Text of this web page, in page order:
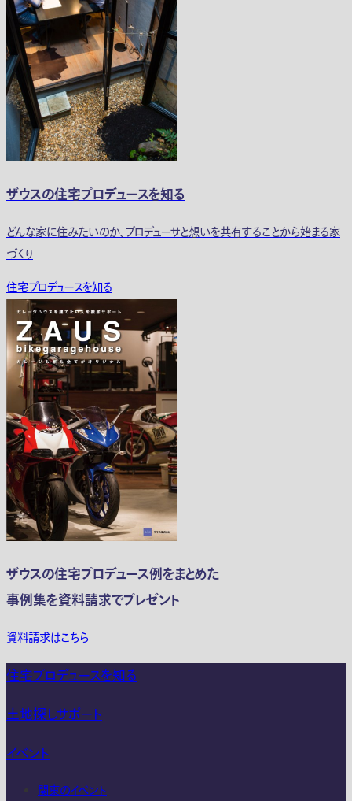
ザウスの住宅プロデュースを知る
どんな家に住みたいのか、プロデューサと想いを共有することから始まる家
づくり
住宅プロデュースを知る
ザウスの住宅プロデュース例をまとめた
事例集を資料請求でプレゼント
資料請求はこちら
住宅プロデュースを知る
土地探しサポート
イベント
関東のイベント